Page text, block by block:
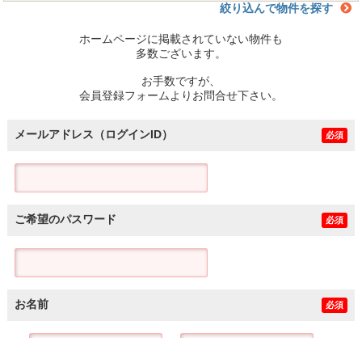
絞り込んで物件を探す
ホームページに掲載されていない物件も
多数ございます。
お手数ですが、
会員登録フォームよりお問合せ下さい。
メールアドレス（ログインID） 必須
ご希望のパスワード 必須
お名前 必須